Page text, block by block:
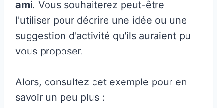
ami. Vous souhaiterez peut-être
l'utiliser pour décrire une idée ou une
suggestion d'activité qu'ils auraient pu
vous proposer.
Alors, consultez cet exemple pour en
savoir un peu plus :